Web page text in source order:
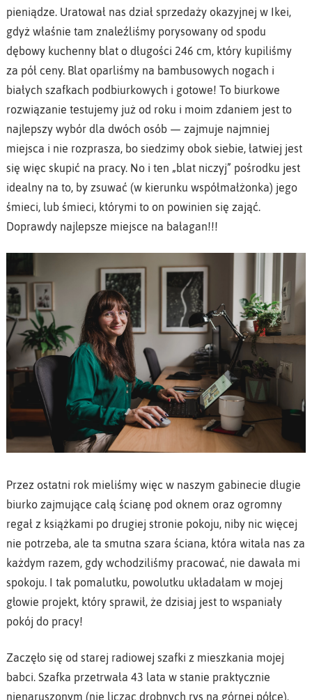
pieniądze. Uratował nas dział sprzedaży okazyjnej w Ikei,
gdyż właśnie tam znaleźliśmy porysowany od spodu
dębowy kuchenny blat o długości 246 cm, który kupiliśmy
za pół ceny. Blat oparliśmy na bambusowych nogach i
białych szafkach podbiurkowych i gotowe! To biurkowe
rozwiązanie testujemy już od roku i moim zdaniem jest to
najlepszy wybór dla dwóch osób — zajmuje najmniej
miejsca i nie rozprasza, bo siedzimy obok siebie, łatwiej jest
się więc skupić na pracy. No i ten „blat niczyj” pośrodku jest
idealny na to, by zsuwać (w kierunku współmałżonka) jego
śmieci, lub śmieci, którymi to on powinien się zająć.
Doprawdy najlepsze miejsce na bałagan!!!
Przez ostatni rok mieliśmy więc w naszym gabinecie długie
biurko zajmujące całą ścianę pod oknem oraz ogromny
regał z książkami po drugiej stronie pokoju, niby nic więcej
nie potrzeba, ale ta smutna szara ściana, która witała nas za
każdym razem, gdy wchodziliśmy pracować, nie dawała mi
spokoju. I tak pomalutku, powolutku układałam w mojej
głowie projekt, który sprawił, że dzisiaj jest to wspaniały
pokój do pracy!
Zaczęło się od starej radiowej szafki z mieszkania mojej
babci. Szafka przetrwała 43 lata w stanie praktycznie
nienaruszonym (nie licząc drobnych rys na górnej półce).